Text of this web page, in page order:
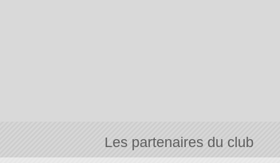
Les partenaires du club